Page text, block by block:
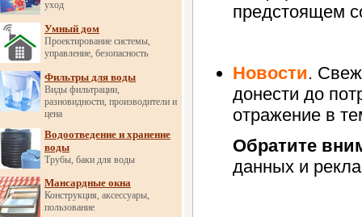
уход
Умный дом
Проектирование системы,
управление, безопасность
Фильтры для воды
Виды фильтрации,
разновидности, производители и
цена
Водоотведение и хранение
воды
Трубы, баки для воды
Мансардные окна
Конструкция, аксессуары,
пользование
предстоящем
Новости.
донести до
отражение в
Обратите
данных и